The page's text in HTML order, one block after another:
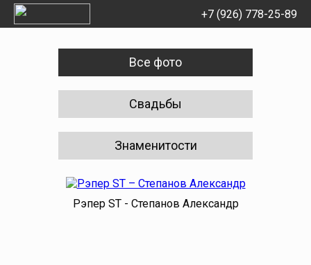
+7 (926) 778-25-89
Все фото
Свадьбы
Знаменитости
Рэпер ST - Степанов Александр